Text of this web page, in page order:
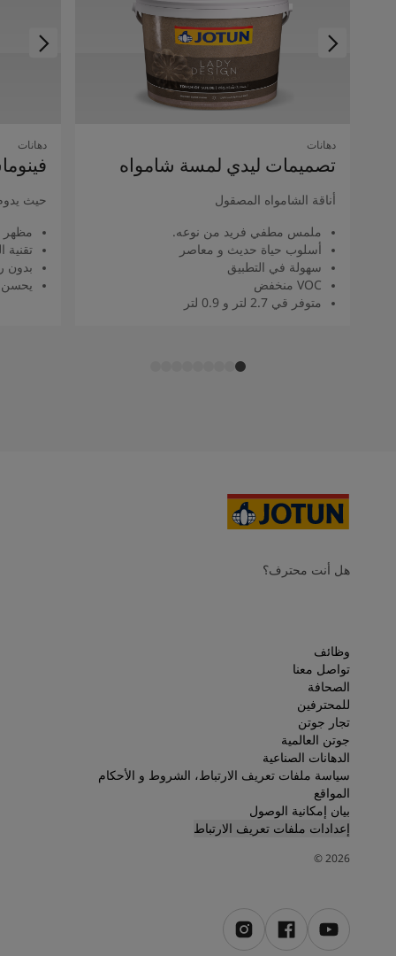
دهانات
تصميمات ليدي لمسة شامواه
أناقة الشامواه المصقول
ملمس مطفي فريد من نوعه.
أسلوب حياة حديث و معاصر
سهولة في التطبيق
VOC منخفض
متوفر قي 2.7 لتر و 0.9 لتر
دهانات
حيث
مظهر
تقنية
بدون
يحسن
هل أنت محترف؟
وظائف
تواصل معنا
الصحافة
للمحترفين
تجار جوتن
جوتن العالمية
الدهانات الصناعية
سياسة ملفات تعريف الارتباط، الشروط و الأحكام
المواقع
بيان إمكانية الوصول
إعدادات ملفات تعريف الارتباط
2026
©